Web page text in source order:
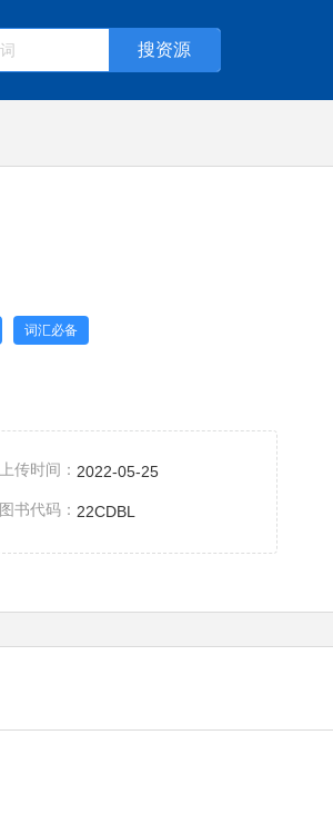
词汇必备
上传时间： 2022-05-25
图书代码： 22CDBL